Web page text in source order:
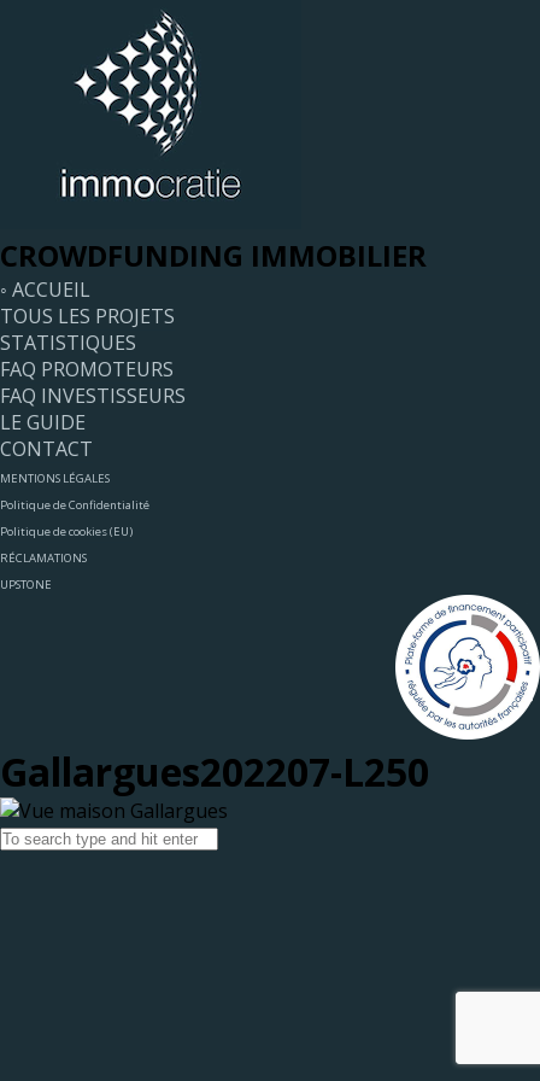
CROWDFUNDING IMMOBILIER
◦ ACCUEIL
TOUS LES PROJETS
STATISTIQUES
FAQ PROMOTEURS
FAQ INVESTISSEURS
LE GUIDE
CONTACT
MENTIONS LÉGALES
Politique de Confidentialité
Politique de cookies (EU)
RÉCLAMATIONS
UPSTONE
Gallargues202207-L250